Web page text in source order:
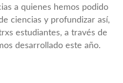
a quienes hemos podido
ciencias y profundizar así,
estudiantes, a través de
desarrollado este año.